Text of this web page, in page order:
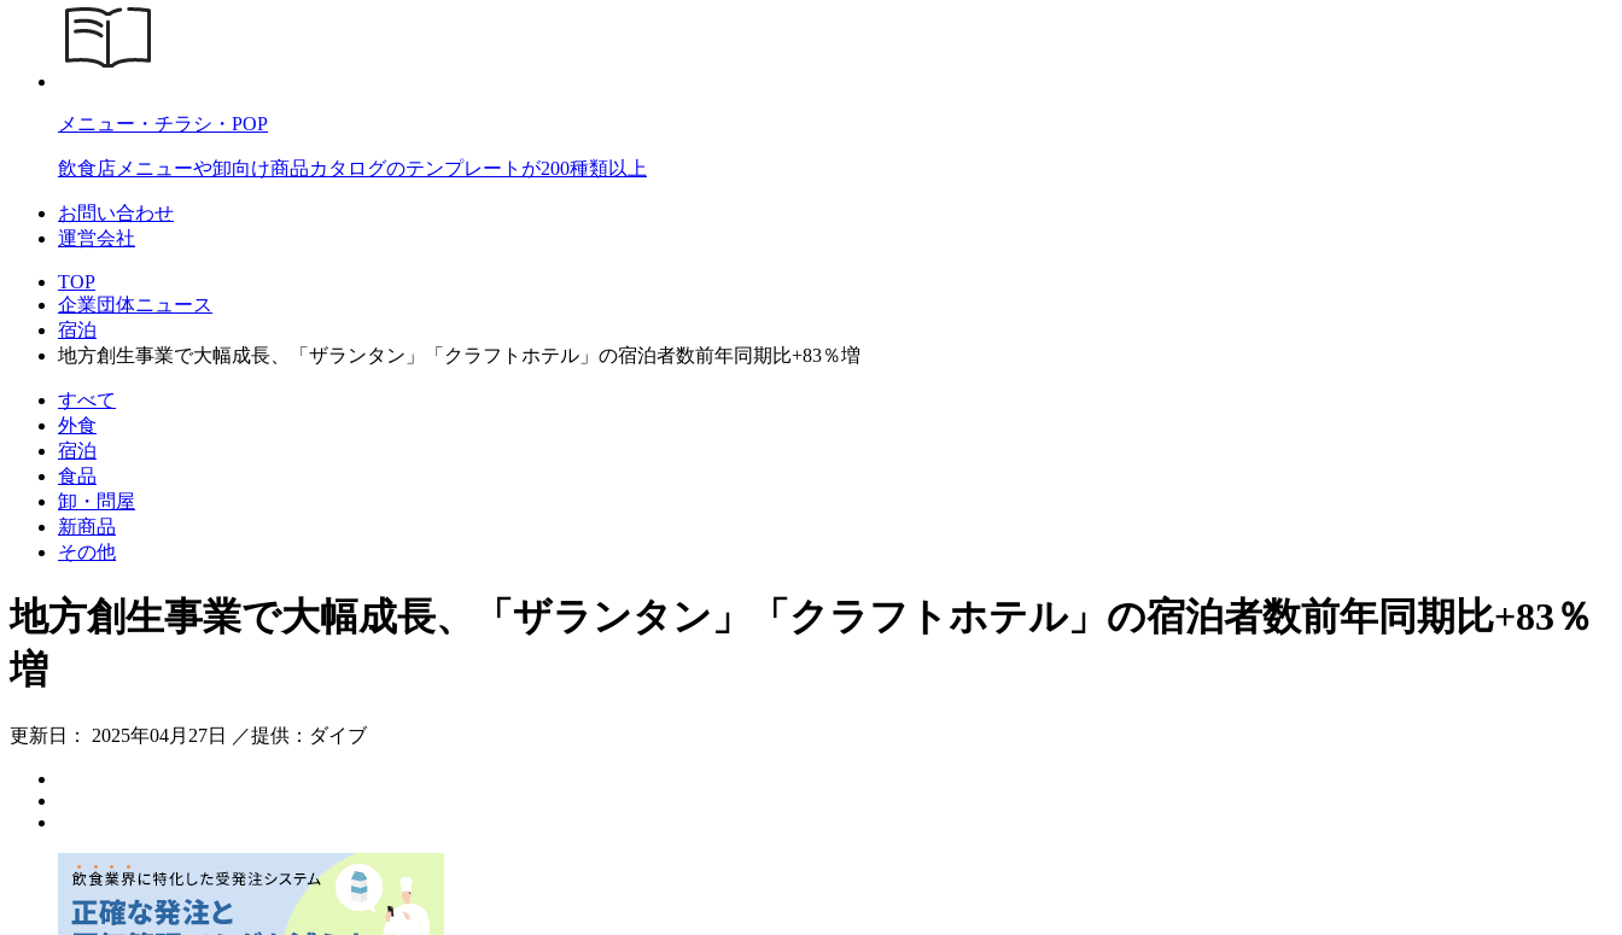
メニュー・チラシ・POP
飲食店メニューや卸向け商品カタログのテンプレートが200種類以上
お問い合わせ
運営会社
TOP
企業団体ニュース
宿泊
地方創生事業で大幅成長、「ザランタン」「クラフトホテル」の宿泊者数前年同期比+83％増
すべて
外食
宿泊
食品
卸・問屋
新商品
その他
地方創生事業で大幅成長、「ザランタン」「クラフトホテル」の宿泊者数前年同期比+83％
増
更新日： 2025年04月27日 ／提供：ダイブ